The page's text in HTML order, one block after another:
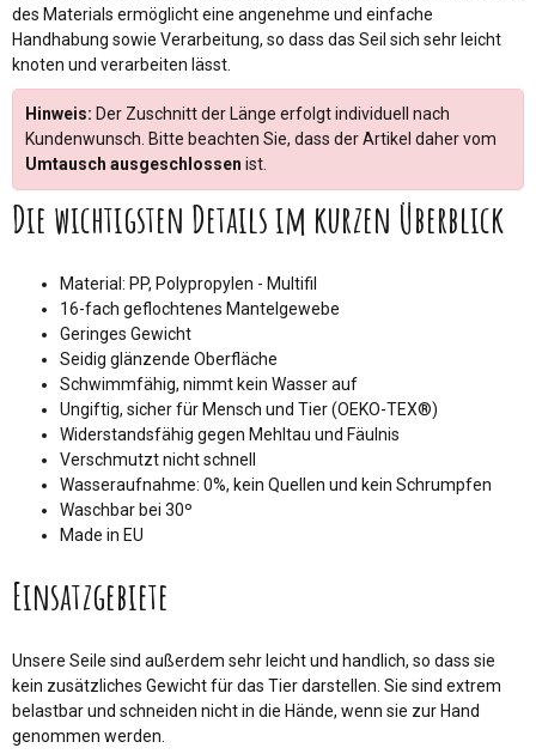
des Materials ermöglicht eine angenehme und einfache
Handhabung sowie Verarbeitung, so dass das Seil sich sehr leicht
knoten und verarbeiten lässt.
Hinweis: Der Zuschnitt der Länge erfolgt individuell nach
Kundenwunsch. Bitte beachten Sie, dass der Artikel daher vom
Umtausch ausgeschlossen ist.
Die wichtigsten Details im kurzen Überblick
Material: PP, Polypropylen - Multifil
16-fach geflochtenes Mantelgewebe
Geringes Gewicht
Seidig glänzende Oberfläche
Schwimmfähig, nimmt kein Wasser auf
Ungiftig, sicher für Mensch und Tier (OEKO-TEX®)
Widerstandsfähig gegen Mehltau und Fäulnis
Verschmutzt nicht schnell
Wasseraufnahme: 0%, kein Quellen und kein Schrumpfen
Waschbar bei 30º
Made in EU
Einsatzgebiete
Unsere Seile sind außerdem sehr leicht und handlich, so dass sie
kein zusätzliches Gewicht für das Tier darstellen. Sie sind extrem
belastbar und schneiden nicht in die Hände, wenn sie zur Hand
genommen werden.